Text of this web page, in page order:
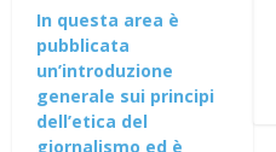
In questa area è
pubblicata
un’introduzione
generale sui principi
dell’etica del
giornalismo ed è